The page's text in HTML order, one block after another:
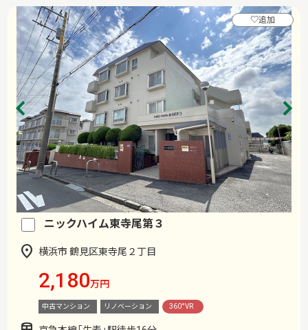
ニックハイム東寺尾第３
横浜市 鶴見区東寺尾２丁目
2,180万円
中古マンション リノベーション 360°VR
♡追加